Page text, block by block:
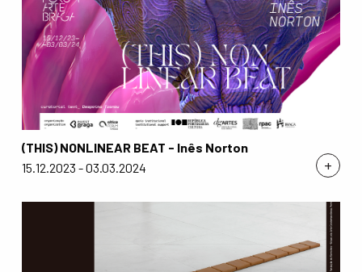
+
(THIS) NONLINEAR BEAT - Inês Norton
15.12.2023 - 03.03.2024